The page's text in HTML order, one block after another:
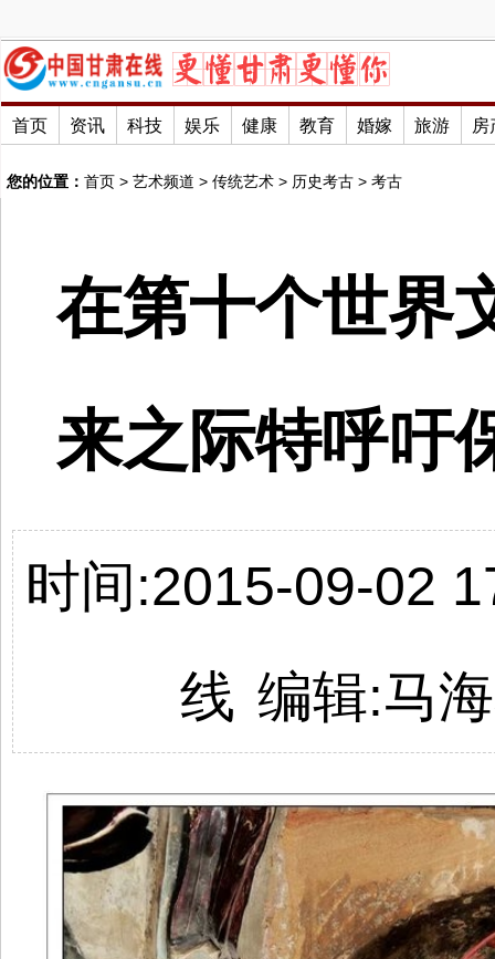
首页 资讯 科技 娱乐 健康 教育 婚嫁 旅游 房
您的位置： 首页 > 艺术频道 > 传统艺术 > 历史考古 > 考古
在第十个世界
来之际特呼吁
时间:2015-09-02
线 编辑:马